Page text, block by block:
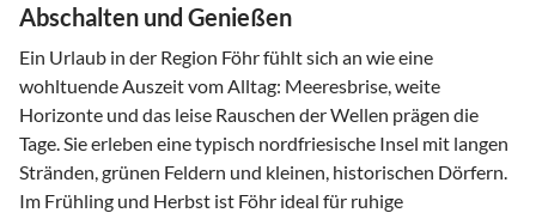
Abschalten und Genießen
Ein Urlaub in der Region Föhr fühlt sich an wie eine
wohltuende Auszeit vom Alltag: Meeresbrise, weite
Horizonte und das leise Rauschen der Wellen prägen die
Tage. Sie erleben eine typisch nordfriesische Insel mit langen
Stränden, grünen Feldern und kleinen, historischen Dörfern.
Im Frühling und Herbst ist Föhr ideal für ruhige